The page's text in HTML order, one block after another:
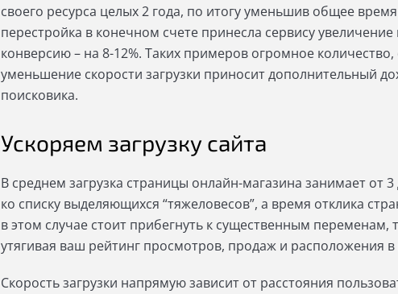
своего ресурса целых 2 года, по итогу уменьшив общее
перестройка в конечном счете принесла сервису
конверсию – на 8-12%. Таких примеров огромное
уменьшение скорости загрузки приносит дополнительный
поисковика.
Ускоряем загрузку сайта
В среднем загрузка страницы онлайн-магазина занимает от
ко списку выделяющихся “тяжеловесов”, а время отклика
в этом случае стоит прибегнуть к существенным переменам,
утягивая ваш рейтинг просмотров, продаж и расположения
Скорость загрузки напрямую зависит от расстояния